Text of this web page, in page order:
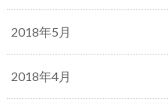
2018年5月
2018年4月